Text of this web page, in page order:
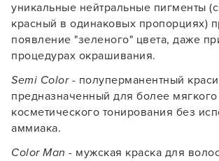
уникальные нейтральные пигменты
красный в одинаковых пропорциях)
появление "зеленого" цвета, даже
процедурах окрашивания.
Semi Color- полуперманентный
предназначенный для более мягкого
косметического тонирования без
аммиака.
Color Man - мужская краска для